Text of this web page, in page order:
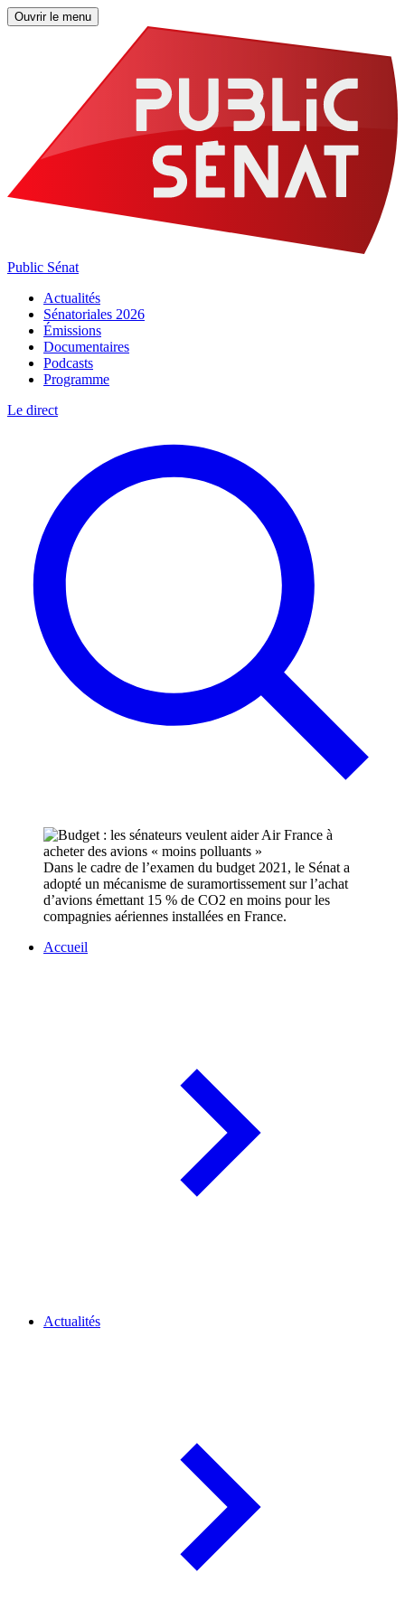
Ouvrir le menu
Public Sénat
Actualités
Sénatoriales 2026
Émissions
Documentaires
Podcasts
Programme
Le direct
Dans le cadre de l’examen du budget 2021, le Sénat a
adopté un mécanisme de suramortissement sur l’achat
d’avions émettant 15 % de CO2 en moins pour les
compagnies aériennes installées en France.
Accueil
Actualités